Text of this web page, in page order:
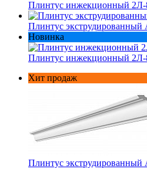
Плинтус инжекционный 2Л-
Плинтус экструдированный
Новинка
Плинтус инжекционный 2Л-
Хит продаж
Плинтус экструдированный